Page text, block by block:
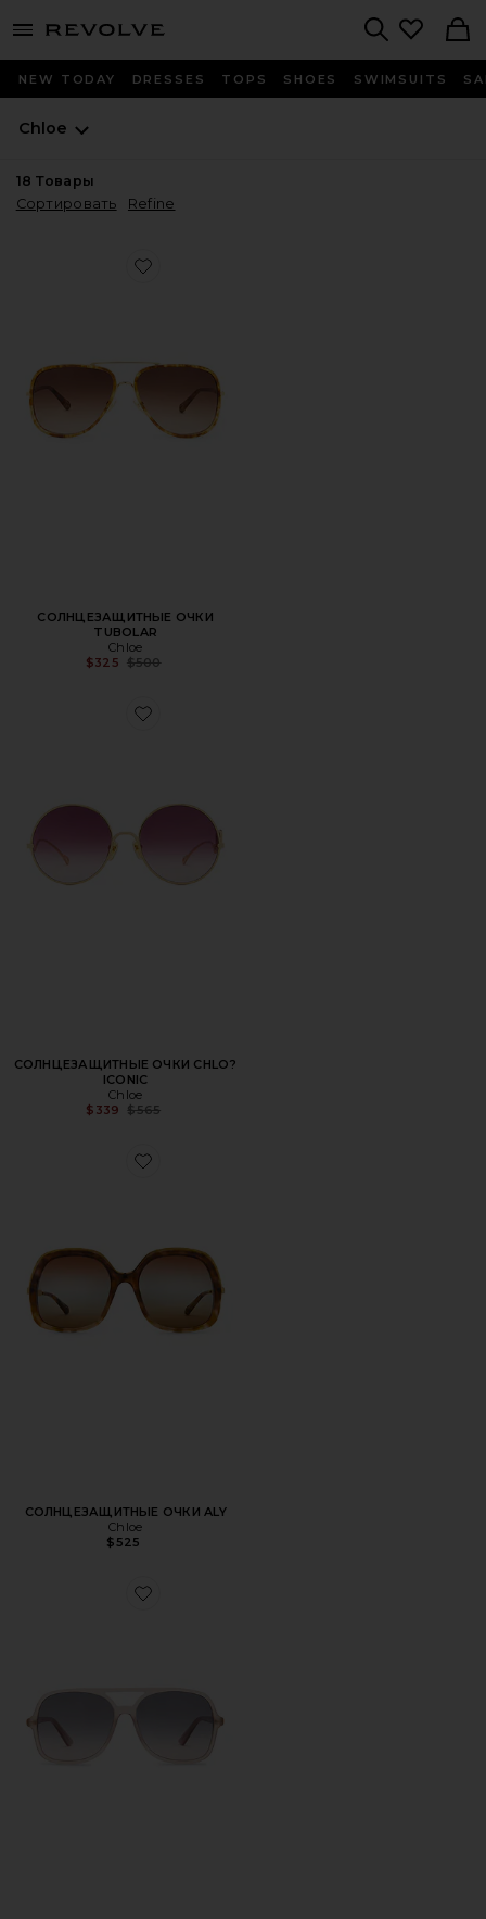
menu - shows more content
NEW TODAY DRESSES TOPS SHOES SWIMSUITS
Chloe
18 Товары
Сортировать
Refine
Favorite СОЛНЦЕЗАЩИТНЫЕ ОЧКИ TUBOLAR
СОЛНЦЕЗАЩИТНЫЕ ОЧКИ
TUBOLAR
Chloe
$325 Previous price:
$500
Favorite СОЛНЦЕЗАЩИТНЫЕ ОЧКИ CHLO? ICONIC
СОЛНЦЕЗАЩИТНЫЕ ОЧКИ CHLO?
ICONIC
Chloe
$339
Previous price:
$565
Favorite СОЛНЦЕЗАЩИТНЫЕ ОЧКИ ALY
СОЛНЦЕЗАЩИТНЫЕ ОЧКИ ALY
Chloe
$525
Favorite СОЛНЦЕЗАЩИТНЫЕ ОЧКИ JUDY